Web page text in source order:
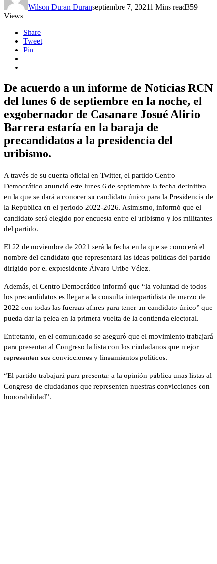
Wilson Duran Duranseptiembre 7, 20211 Mins read359
Views
Share
Tweet
Pin
De acuerdo a un informe de Noticias RCN
del lunes 6 de septiembre en la noche, el
exgobernador de Casanare Josué Alirio
Barrera estaría en la baraja de
precandidatos a la presidencia del
uribismo.
A través de su cuenta oficial en Twitter, el partido Centro
Democrático anunció este lunes 6 de septiembre la fecha definitiva
en la que se dará a conocer su candidato único para la Presidencia de
la República en el periodo 2022-2026. Asimismo, informó que el
candidato será elegido por encuesta entre el uribismo y los militantes
del partido.
El 22 de noviembre de 2021 será la fecha en la que se conocerá el
nombre del candidato que representará las ideas políticas del partido
dirigido por el expresidente Álvaro Uribe Vélez.
Además, el Centro Democrático informó que “la voluntad de todos
los precandidatos es llegar a la consulta interpartidista de marzo de
2022 con todas las fuerzas afines para tener un candidato único” que
pueda dar la pelea en la primera vuelta de la contienda electoral.
Entretanto, en el comunicado se aseguró que el movimiento trabajará
para presentar al Congreso la lista con los ciudadanos que mejor
representen sus convicciones y lineamientos políticos.
“El partido trabajará para presentar a la opinión pública unas listas al
Congreso de ciudadanos que representen nuestras convicciones con
honorabilidad”.